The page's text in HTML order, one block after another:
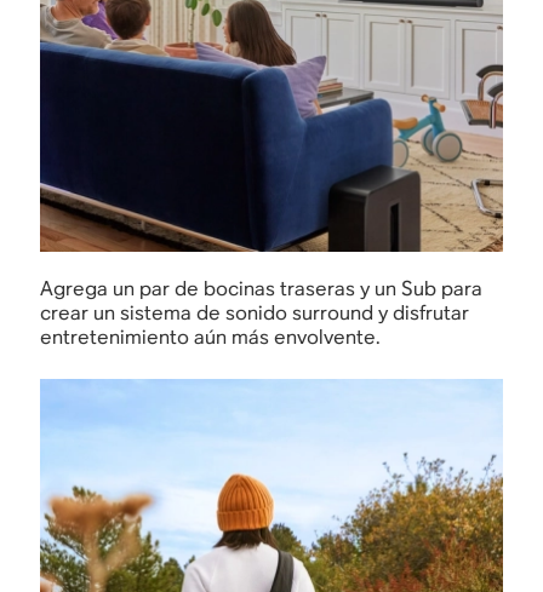
Agrega un par de bocinas traseras y un Sub para
crear un sistema de sonido surround y disfrutar
entretenimiento aún más envolvente.